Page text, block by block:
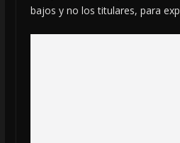
bajos y no los titulares, para